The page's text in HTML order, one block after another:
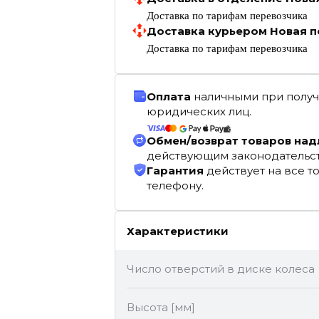
Доставка по тарифам перевозчика
Доставка курьером Новая
Доставка по тарифам перевозчика
Оплата наличными при
юридических лиц.
Обмен/возврат товаров
действующим
Гарантия действует на все
телефону.
Характеристики
Число отверстий в диске колеса
Высота [мм]